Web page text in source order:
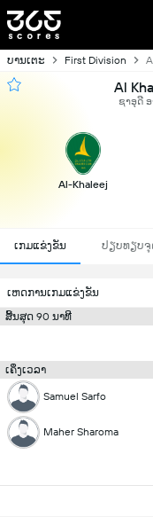
ບານເຕະ First Division
Al
ຊາອຸດີ ອ
Al-Khaleej
ເກມແຂ່ງຂັນ ປຽບທຽບຈຸ
ເຫດການເກມແຂ່ງຂັນ
ສິ້ນສຸດ 90 ນາທີ
ເຄິ່ງເວລາ
Samuel Sarfo
Maher Sharoma